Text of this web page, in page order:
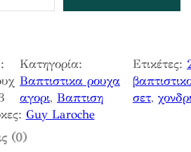
Κατηγορία:
Βαπτιστικα ρουχα
αγορι, Βαπτιση
Ετικέτες:
σετ,
Guy Laroche
(0)